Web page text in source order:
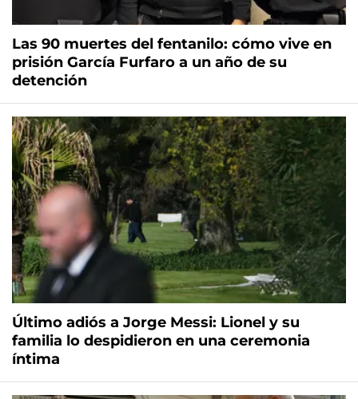
Las 90 muertes del fentanilo: cómo vive en
prisión García Furfaro a un año de su
detención
Último adiós a Jorge Messi: Lionel y su
familia lo despidieron en una ceremonia
íntima